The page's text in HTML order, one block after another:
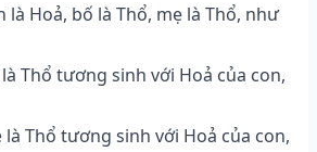
là Hoả, bố là Thổ, mẹ là Thổ, như
Thổ tương sinh với Hoả của con,
Thổ tương sinh với Hoả của con,